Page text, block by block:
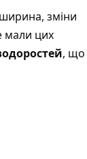
зміни
мали цих
, що